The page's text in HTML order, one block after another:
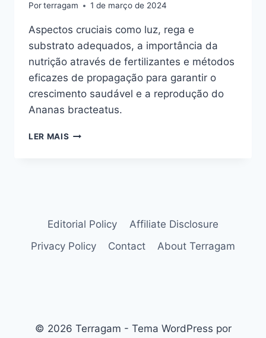
Porterragam 1 de março de 2024
Aspectos cruciais como luz, rega e
substrato adequados, a importância da
nutrição através de fertilizantes e métodos
eficazes de propagação para garantir o
crescimento saudável e a reprodução do
Ananas bracteatus.
LER MAIS ANANAS
NO
Editorial Policy
Affiliate Disclosure
Privacy Policy
Contact About Terragam
© 2026 Terragam - Tema WordPress por